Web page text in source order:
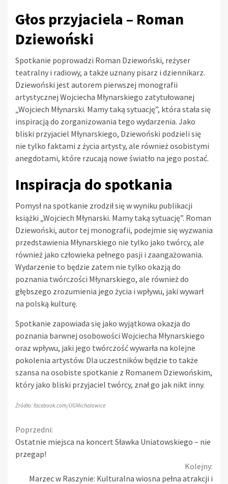
Głos przyjaciela – Roman
Dziewoński
Spotkanie poprowadzi Roman Dziewoński, reżyser
teatralny i radiowy, a także uznany pisarz i dziennikarz.
Dziewoński jest autorem pierwszej monografii
artystycznej Wojciecha Młynarskiego zatytułowanej
„Wojciech Młynarski. Mamy taką sytuację”, która stała się
inspiracją do zorganizowania tego wydarzenia. Jako
bliski przyjaciel Młynarskiego, Dziewoński podzieli się
nie tylko faktami z życia artysty, ale również osobistymi
anegdotami, które rzucają nowe światło na jego postać.
Inspiracja do spotkania
Pomysł na spotkanie zrodził się w wyniku publikacji
książki „Wojciech Młynarski. Mamy taką sytuację”. Roman
Dziewoński, autor tej monografii, podejmie się wyzwania
przedstawienia Młynarskiego nie tylko jako twórcy, ale
również jako człowieka pełnego pasji i zaangażowania.
Wydarzenie to będzie zatem nie tylko okazją do
poznania twórczości Młynarskiego, ale również do
głębszego zrozumienia jego życia i wpływu, jaki wywarł
na polską kulturę.
Spotkanie zapowiada się jako wyjątkowa okazja do
poznania barwnej osobowości Wojciecha Młynarskiego
oraz wpływu, jaki jego twórczość wywarła na kolejne
pokolenia artystów. Dla uczestników będzie to także
szansa na osobiste spotkanie z Romanem Dziewońskim,
który jako bliski przyjaciel twórcy, znał go jak nikt inny.
Źródło: facebook.com/UGMichalowice
Continue
Reading
Poprzedni:
Ostatnie miejsca na koncert Sławka Uniatowskiego – nie
przegap!
Kolejny:
Marzec w Raszynie: Kulturalna wiosna pełna atrakcji i